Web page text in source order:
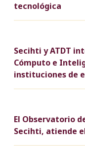
tecnológica
Secihti y ATDT
Cómputo e
instituciones de
El Observatorio
Secihti, atiende